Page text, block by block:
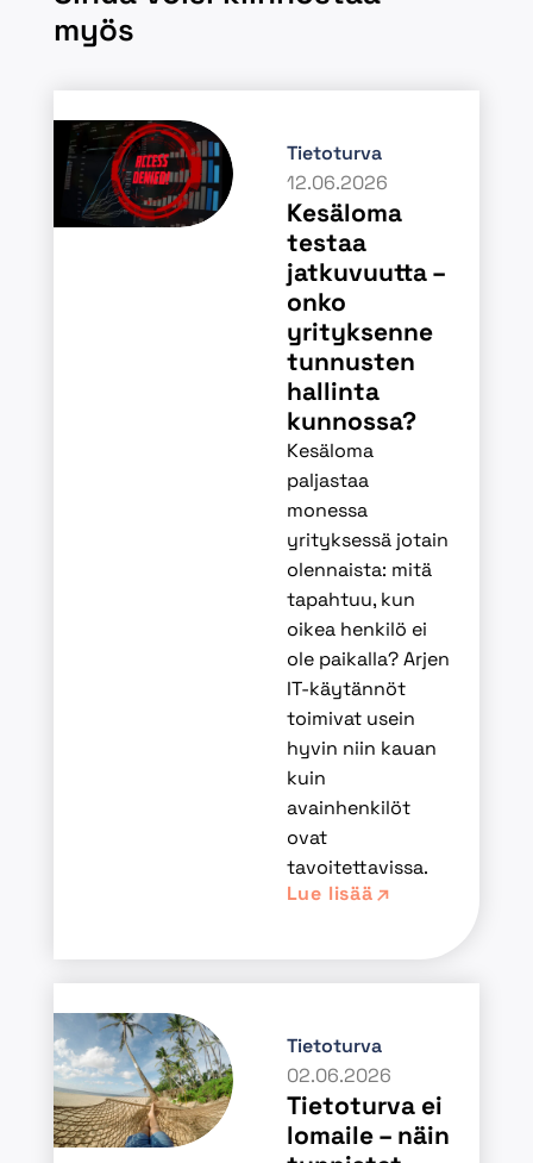
myös
Tietoturva
12.06.2026
Kesäloma
testaa
jatkuvuutta –
onko
yrityksenne
tunnusten
hallinta
kunnossa?
Kesäloma
paljastaa
monessa
yrityksessä jotain
olennaista: mitä
tapahtuu, kun
oikea henkilö ei
ole paikalla? Arjen
IT-käytännöt
toimivat usein
hyvin niin kauan
kuin
avainhenkilöt
ovat
tavoitettavissa.
Lue lisää
Tietoturva
02.06.2026
Tietoturva ei
lomaile – näin